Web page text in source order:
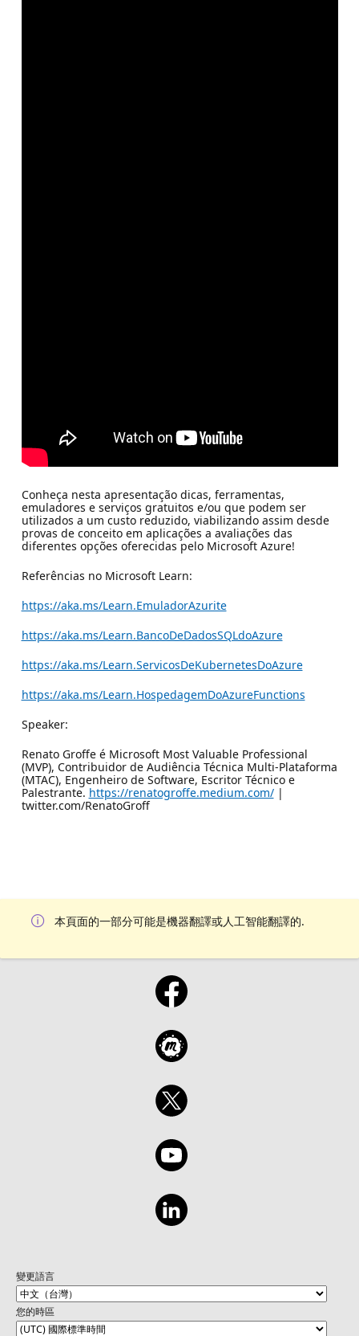
Conheça nesta apresentação dicas, ferramentas,
emuladores e serviços gratuitos e/ou que podem ser
utilizados a um custo reduzido, viabilizando assim desde
provas de conceito em aplicações a avaliações das
diferentes opções oferecidas pelo Microsoft Azure!
Referências no Microsoft Learn:
https://aka.ms/Learn.EmuladorAzurite
https://aka.ms/Learn.BancoDeDadosSQLdoAzure
https://aka.ms/Learn.ServicosDeKubernetesDoAzure
https://aka.ms/Learn.HospedagemDoAzureFunctions
Speaker:
Renato Groffe é Microsoft Most Valuable Professional
(MVP), Contribuidor de Audiência Técnica Multi-Plataforma
(MTAC), Engenheiro de Software, Escritor Técnico e
Palestrante. https://renatogroffe.medium.com/|
twitter.com/RenatoGroff
本頁面的一部分可能是機器翻譯或人工智能翻譯的.
變更語言
您的時區